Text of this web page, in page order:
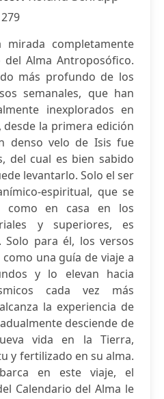
279
completamente
del Alma Antroposófico.
más profundo de los
semanales, que han
inexplorados en
la primera edición
denso velo de Isis fue
del cual es bien sabido
levantarlo. Solo el ser
espiritual, que se
como en casa en los
y superiores, es
Solo para él, los versos
una guía de viaje a
y lo elevan hacia
cada vez más
la experiencia de
desciende de
vida en la Tierra,
y fertilizado en su alma.
en este viaje, el
Calendario del Alma le